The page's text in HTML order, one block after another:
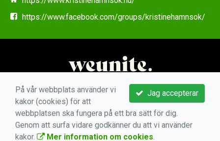
https://www.facebook.com/groups/kristinehamnsok/
Jag accepterar
På vår webbplats använder vi
kakor (cookies) för att
webbplatsen ska fungera på ett bra sätt för dig.
Genom att surfa vidare godkänner du att vi använder
kakor.
Mer information om cookies.